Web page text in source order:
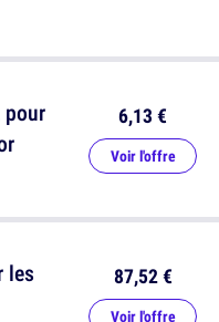
les
87,52 €
Voir l'offre
pour
6,13 €
Voir l'offre